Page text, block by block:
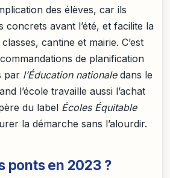
des élèves, car ils
concrets avant l’été, et facilite la
cantine et mairie. C’est
de planification
par l’Éducation nationaledans le
l’école travaille aussi l’achat
du label Écoles Équitable
la démarche sans l’alourdir.
ponts en 2023 ?